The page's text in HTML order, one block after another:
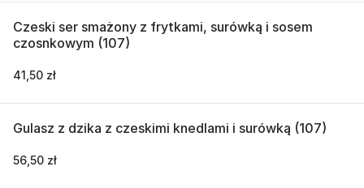
Czeski ser smażony z frytkami, surówką i sosem
czosnkowym (107)
41,50 zł
Gulasz z dzika z czeskimi knedlami i surówką (107)
56,50 zł